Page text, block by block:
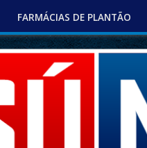
FARMÁCIAS DE PLANTÃO